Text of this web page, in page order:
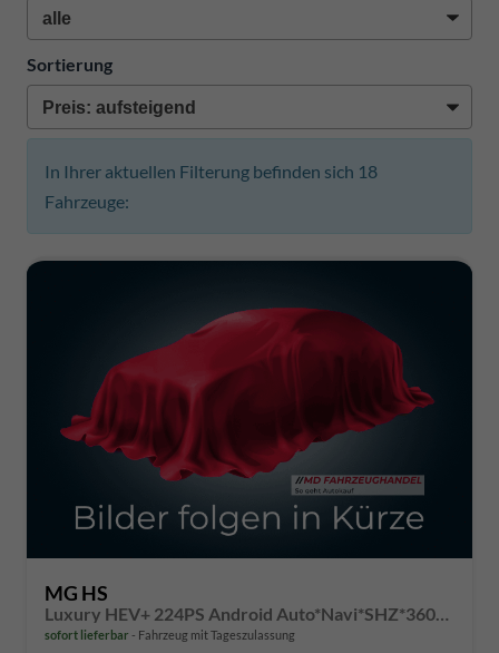
Sortierung
In Ihrer aktuellen Filterung befinden sich 18
Fahrzeuge:
MG HS
sofort lieferbar Fahrzeug mit Tageszulassung